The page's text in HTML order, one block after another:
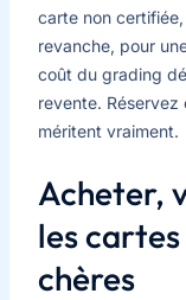
carte non
revanche, pour
coût du grading
revente.
méritent vraiment.
Acheter,
les cartes
chères